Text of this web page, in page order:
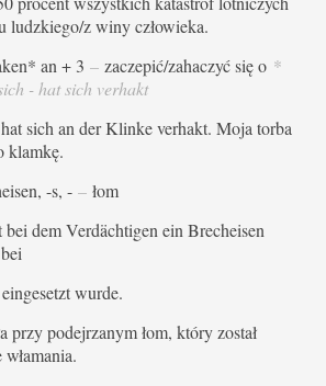
ludzkiego/z winy człowieka.
an + 3 – zaczepić/zahaczyć się o *
- hat sich verhakt
sich an der Klinke verhakt. Moja torba
klamkę.
-s, - – łom
dem Verdächtigen ein Brecheisen
wurde.
przy podejrzanym łom, który został